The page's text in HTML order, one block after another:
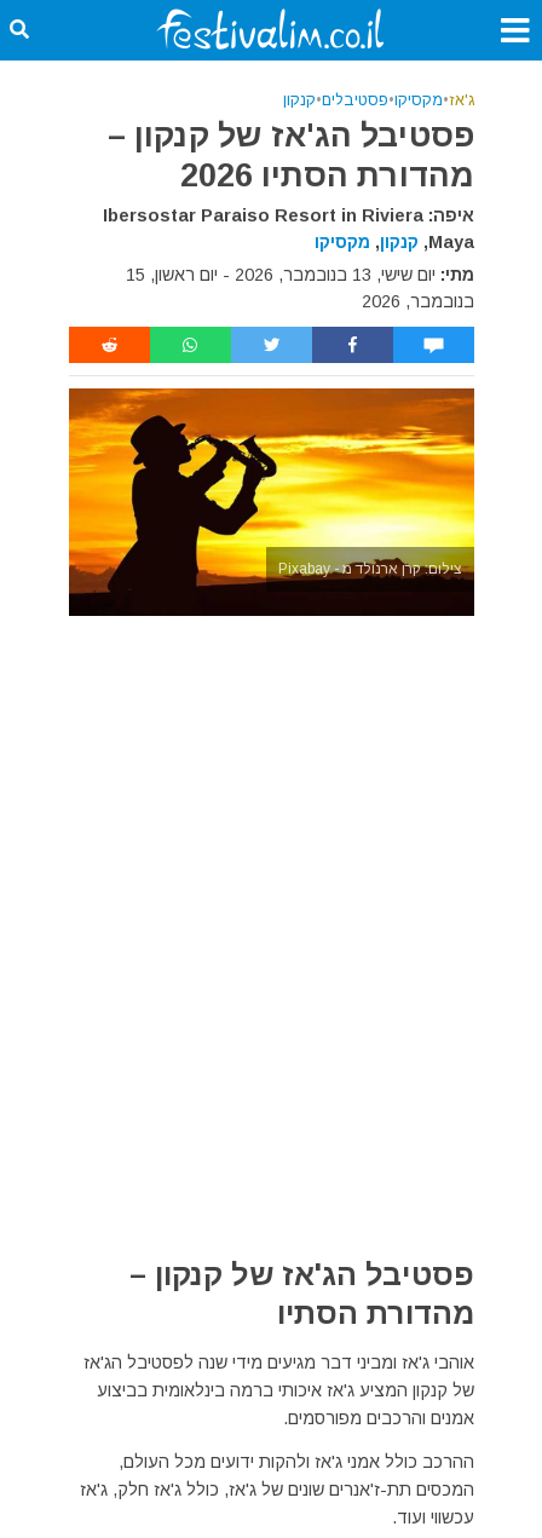
ג'אז•מקסיקו•פסטיבלים•קנקון
פסטיבל הג'אז של קנקון –
מהדורת הסתיו 2026
איפה: Ibersostar Paraiso Resort in Riviera
Maya,
קנקון, מקסיקו
מתי:
יום שישי, 13 בנובמבר, 2026 - יום ראשון, 15
בנובמבר, 2026
צילום: קרן ארנולד מ - Pixabay
פסטיבל הג'אז של קנקון –
מהדורת הסתיו
אוהבי ג'אז ומביני דבר מגיעים מידי שנה לפסטיבל הג'אז
של קנקון המציע ג'אז איכותי ברמה בינלאומית בביצוע
אמנים והרכבים מפורסמים.
ההרכב כולל אמני ג'אז ולהקות ידועים מכל העולם,
המכסים תת-ז'אנרים שונים של ג'אז, כולל ג'אז חלק, ג'אז
עכשווי ועוד.